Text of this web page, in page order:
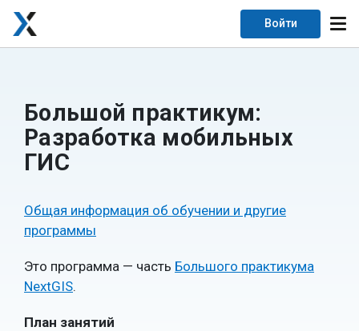
Войти
Большой практикум:
Разработка мобильных
ГИС
Общая информация об обучении и другие
программы
Это программа — часть Большого практикума
NextGIS.
План занятий